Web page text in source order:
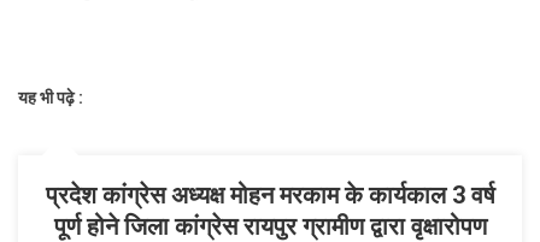
यह भी पढ़े :
प्रदेश कांग्रेस अध्यक्ष मोहन मरकाम के कार्यकाल 3 वर्ष
पूर्ण होने जिला कांग्रेस रायपुर ग्रामीण द्वारा वृक्षारोपण